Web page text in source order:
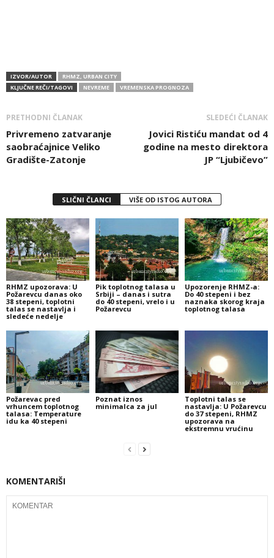
IZVOR/AUTOR
RHMZ, URBAN CITY
KLJUČNE REČI/TAGOVI
NEVREME VREMENSKA PROGNOZA
PRETHODNI ČLANAK
Privremeno zatvaranje
saobraćajnice Veliko
Gradište-Zatonje
SLEDEĆI ČLANAK
Jovici Ristiću mandat od 4
godine na mesto direktora
JP “Ljubičevo”
SLIČNI ČLANCI VIŠE OD ISTOG AUTORA
RHMZ upozorava: U
Požarevcu danas oko
38 stepeni, toplotni
talas se nastavlja i
sledeće nedelje
Pik toplotnog talasa u
Srbiji – danas i sutra
do 40 stepeni, vrelo i u
Požarevcu
Upozorenje RHMZ-a:
Do 40 stepeni i bez
naznaka skorog kraja
toplotnog talasa
Požarevac pred
vrhuncem toplotnog
talasa: Temperature
idu ka 40 stepeni
Poznat iznos
minimalca za jul
Toplotni talas se
nastavlja: U Požarevcu
do 37 stepeni, RHMZ
upozorava na
ekstremnu vrućinu
KOMENTARIŠI